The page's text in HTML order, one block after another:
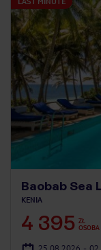
Baobab Sea
KENIA
4 395 ZŁ
OSOBA